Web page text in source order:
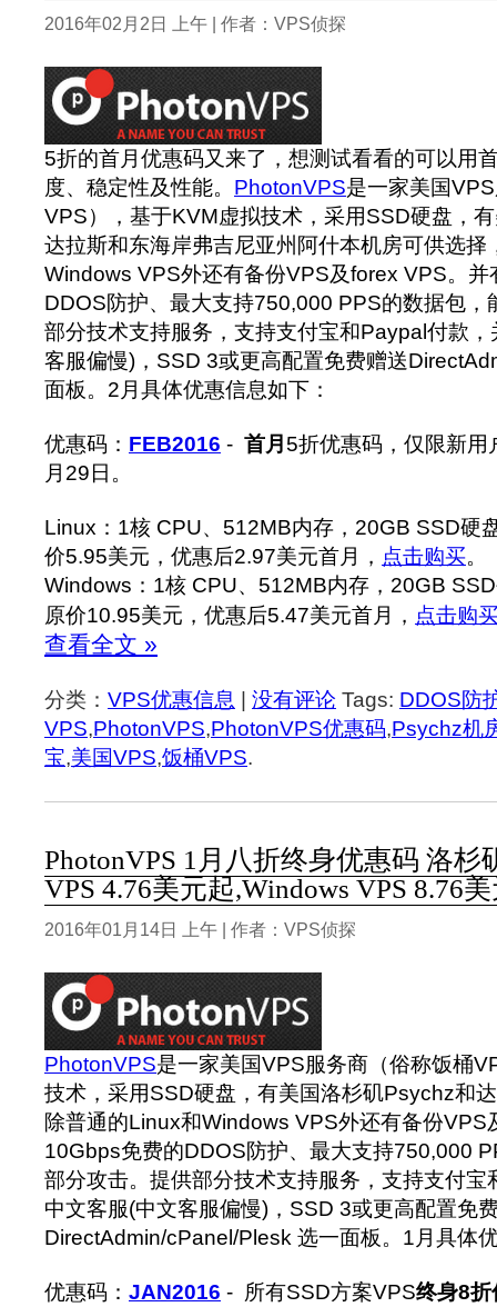
2016年02月2日 上午 | 作者：VPS侦探
5折的首月优惠码又来了，想测试看看的可以用
度、稳定性及性能。 PhotonVPS是一家美国
VPS），基于KVM虚拟技术，采用SSD硬盘，
达拉斯和东海岸弗吉尼亚州阿什本机房可供选择
Windows VPS外还有备份VPS及forex VPS。
DDOS防护、最大支持750,000 PPS的数据包，
部分技术支持服务，支持支付宝和Paypal付款
客服偏慢)，SSD 3或更高配置免费赠送
面板。2月具体优惠信息如下：
优惠码： FEB2016 - 首月 5折优惠码，仅限新
月29日。
Linux：1核 CPU、512MB内存，20GB SSD硬
价5.95美元，优惠后2.97美元首月， 点击购买。
Windows：1核 CPU、512MB内存，20GB
原价10.95美元，优惠后5.47美元首月， 点击购
查看全文 »
分类： VPS优惠信息 | 没有评论 Tags: DDOS防
VPS,PhotonVPS,PhotonVPS优惠码,Psychz机
宝,美国VPS,饭桶VPS.
PhotonVPS 1月八折终身优惠码 洛杉
VPS 4.76美元起,Windows VPS 8.76
2016年01月14日 上午 | 作者：VPS侦探
PhotonVPS是一家美国VPS服务商（俗称饭桶
技术，采用SSD硬盘，有美国洛杉矶Psychz和
除普通的Linux和Windows VPS外还有备份VPS
10Gbps免费的DDOS防护、最大支持750,000
部分攻击。提供部分技术支持服务，支持支付
中文客服(中文客服偏慢)，SSD 3或更高配置免
DirectAdmin/cPanel/Plesk 选一面板。1月具体
优惠码： JAN2016 - 所有SSD方案VPS终身8折